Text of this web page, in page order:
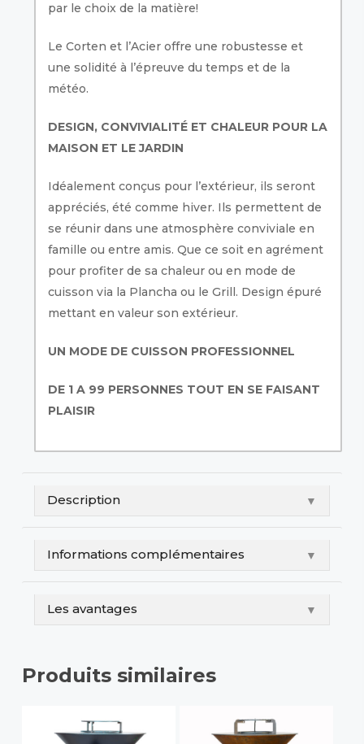
par le choix de la matière!
Le Corten et l’Acier offre une robustesse et
une solidité à l’épreuve du temps et de la
météo.
DESIGN, CONVIVIALITÉ ET CHALEUR POUR LA
MAISON ET LE JARDIN
Idéalement conçus pour l’extérieur, ils seront
appréciés, été comme hiver. Ils permettent de
se réunir dans une atmosphère conviviale en
famille ou entre amis. Que ce soit en agrément
pour profiter de sa chaleur ou en mode de
cuisson via la Plancha ou le Grill. Design épuré
mettant en valeur son extérieur.
UN MODE DE CUISSON PROFESSIONNEL
DE 1 A 99 PERSONNES TOUT EN SE FAISANT
PLAISIR
Description ▼
Informations complémentaires ▼
Les avantages ▼
Produits similaires